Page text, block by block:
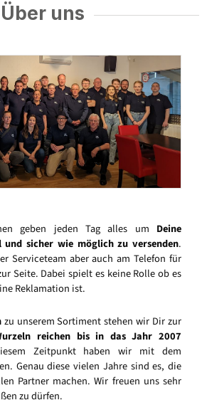
Über uns
geben jeden Tag alles um Deine
und sicher wie möglich zu versenden.
Serviceteam aber auch am Telefon für
Seite. Dabei spielt es keine Rolle ob es
Reklamation ist.
zu unserem Sortiment stehen wir Dir zur
reichen bis in das Jahr 2007
Zeitpunkt haben wir mit dem
Genau diese vielen Jahre sind es, die
Partner machen. Wir freuen uns sehr
zu dürfen.